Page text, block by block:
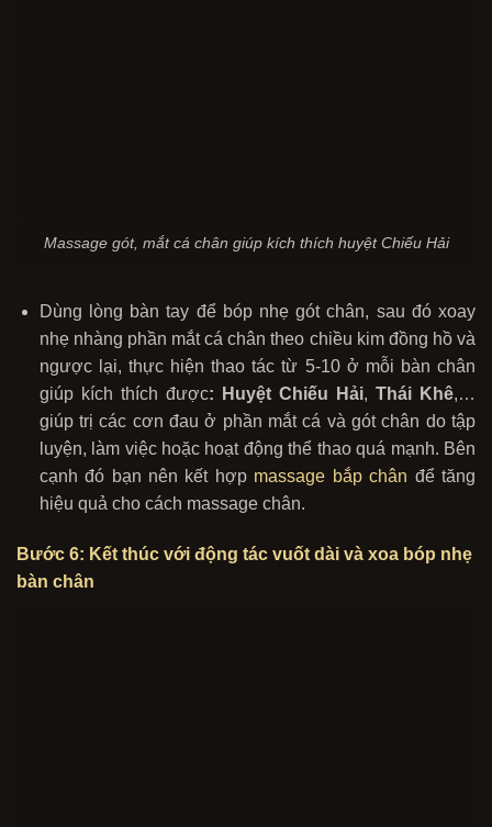
Massage gót, mắt cá chân giúp kích thích huyệt Chiếu Hải
Dùng lòng bàn tay để bóp nhẹ gót chân, sau đó xoay
nhẹ nhàng phần mắt cá chân theo chiều kim đồng hồ và
ngược lại, thực hiện thao tác từ 5-10 ở mỗi bàn chân
giúp kích thích được: Huyệt Chiếu Hải, Thái Khê,…
giúp trị các cơn đau ở phần mắt cá và gót chân do tập
luyện, làm việc hoặc hoạt động thể thao quá mạnh. Bên
cạnh đó bạn nên kết hợp massage bắp chân để tăng
hiệu quả cho cách massage chân.
Bước 6: Kết thúc với động tác vuốt dài và xoa bóp nhẹ
bàn chân